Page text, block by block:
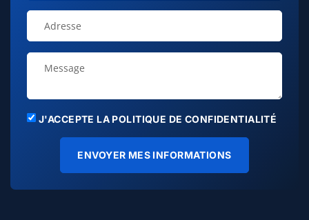
J'ACCEPTE LA POLITIQUE DE CONFIDENTIALITÉ
ENVOYER MES INFORMATIONS